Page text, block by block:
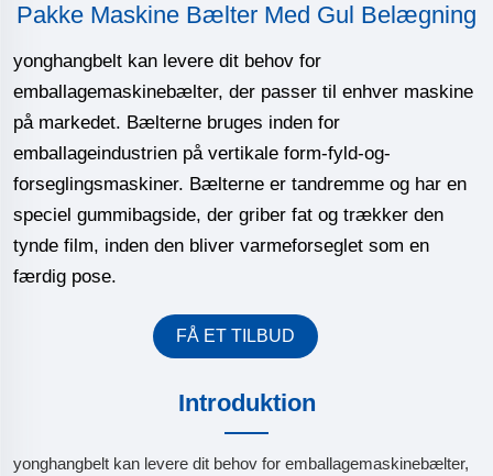
Pakke Maskine Bælter Med Gul Belægning
yonghangbelt kan levere dit behov for
emballagemaskinebælter, der passer til enhver maskine
på markedet. Bælterne bruges inden for
emballageindustrien på vertikale form-fyld-og-
forseglingsmaskiner. Bælterne er tandremme og har en
speciel gummibagside, der griber fat og trækker den
tynde film, inden den bliver varmeforseglet som en
færdig pose.
FÅ ET TILBUD
Introduktion
yonghangbelt kan levere dit behov for emballagemaskinebælter,